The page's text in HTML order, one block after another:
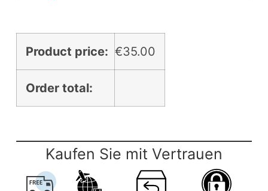
Product price: €35.00
Order total:
Kaufen Sie mit Vertrauen